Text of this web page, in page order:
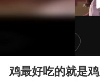
看
Play
鸡最好吃的就是